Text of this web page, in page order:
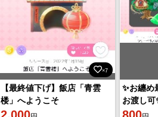
×7
【最終値下げ】飯店「青雲
楼」へようこそ
✨お纏め
お渡し可
ツリーハ